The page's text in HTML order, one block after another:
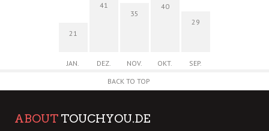
21
JAN.
41
DEZ.
35
NOV.
40
OKT.
29
SEP.
BACK TO TOP
ABOUT TOUCHYOU.DE